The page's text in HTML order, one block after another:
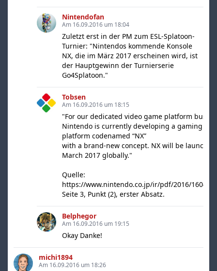
Nintendofan
Am 16.09.2016 um 18:04
Zuletzt erst in der PM zum ESL-Splatoon-
Turnier: "Nintendos kommende Konsole
NX, die im März 2017 erscheinen wird, ist
der Hauptgewinn der Turnierserie
Go4Splatoon."
Tobsen
Am 16.09.2016 um 18:15
"For our dedicated video game platform
Nintendo is currently developing a gaming
platform codenamed “NX”
with a brand-new concept. NX will be
March 2017 globally."
Quelle:
https://www.nintendo.co.jp/ir/pdf/2016/
Seite 3, Punkt (2), erster Absatz.
Belphegor
Am 16.09.2016 um 19:15
Okay Danke!
michi1894
Am 16.09.2016 um 18:26